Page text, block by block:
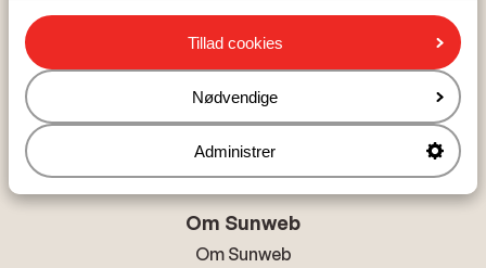
Tillad cookies
Nødvendige
Administrer
Populære byer
Alanya
Chania
Om Sunweb
Om Sunweb